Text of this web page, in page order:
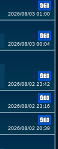
2026/08/03 01:00
2026/08/03 00:04
2026/08/02 23:42
2026/08/02 23:16
2026/08/02 20:39